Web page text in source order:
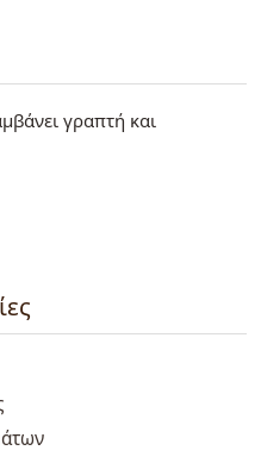
γραπτή και